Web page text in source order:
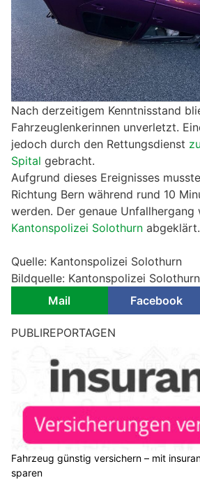
Nach derzeitigem Kenntnisstand
Fahrzeuglenkerinnen unverletzt.
jedoch durch den Rettungsdienst
Spital gebracht.
Aufgrund dieses Ereignisses
Richtung Bern während rund 10
werden. Der genaue
Kantonspolizei Solothurn abgeklärt.
Quelle: Kantonspolizei Solothurn
Bildquelle: Kantonspolizei Solothurn
Mail
Facebook
PUBLIREPORTAGEN
Fahrzeug günstig versichern – mit
sparen